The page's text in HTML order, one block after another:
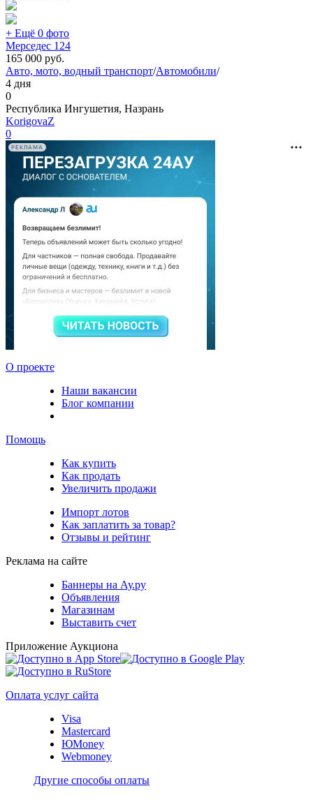
+ Ещё 0 фото
Мерседес 124
165 000 руб.
Авто, мото, водный транспорт/Автомобили/
4 дня
0
Республика Ингушетия, Назрань
KorigovaZ
0
РЕКЛАМА
О проекте
Наши вакансии
Блог компании
Помощь
Как купить
Как продать
Увеличить продажи
Импорт лотов
Как заплатить за товар?
Отзывы и рейтинг
Реклама на сайте
Баннеры на Ау.ру
Объявления
Магазинам
Выставить счет
Приложение Аукциона
Оплата услуг сайта
Visa
Mastercard
ЮMoney
Webmoney
Другие способы оплаты